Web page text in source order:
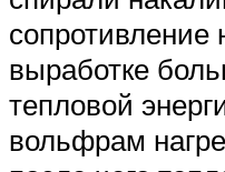
сопротивление
выработке
тепловой
вольфрам